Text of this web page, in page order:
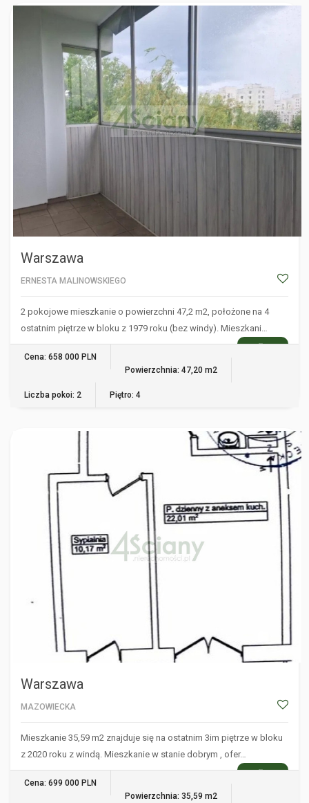
Warszawa
ERNESTA MALINOWSKIEGO
2 pokojowe mieszkanie o powierzchni 47,2 m2, położone na 4
ostatnim piętrze w bloku z 1979 roku (bez windy). Mieszkani…
WIĘCEJ
Cena: 658 000 PLN
Powierzchnia: 47,20 m2
Liczba pokoi: 2 Piętro: 4
Warszawa
MAZOWIECKA
Mieszkanie 35,59 m2 znajduje się na ostatnim 3im piętrze w bloku
z 2020 roku z windą. Mieszkanie w stanie dobrym , ofer…
WIĘCEJ
Cena: 699 000 PLN
Powierzchnia: 35,59 m2